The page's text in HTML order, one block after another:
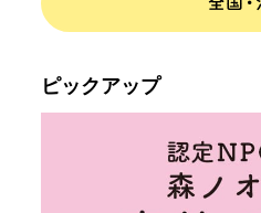
ピックアップ